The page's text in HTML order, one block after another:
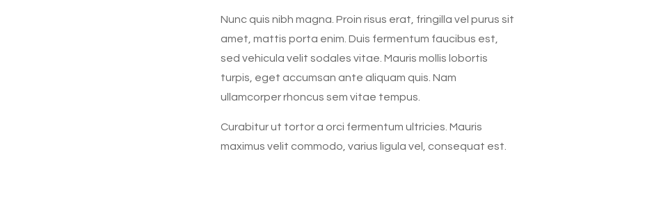
Nunc quis nibh magna. Proin risus erat, fringilla vel purus sit
amet, mattis porta enim. Duis fermentum faucibus est,
sed vehicula velit sodales vitae. Mauris mollis lobortis
turpis, eget accumsan ante aliquam quis. Nam
ullamcorper rhoncus sem vitae tempus.
Curabitur ut tortor a orci fermentum ultricies. Mauris
maximus velit commodo, varius ligula vel, consequat est.